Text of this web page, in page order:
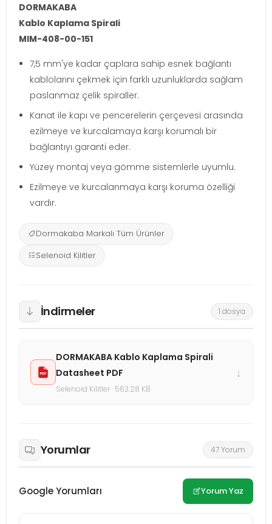
DORMAKABA
Kablo Kaplama Spirali
MIM-408-00-151
7,5 mm'ye kadar çaplara sahip esnek bağlantı
kablolarını çekmek için farklı uzunluklarda sağlam
paslanmaz çelik spiraller.
Kanat ile kapı ve pencerelerin çerçevesi arasında
ezilmeye ve kurcalamaya karşı korumalı bir
bağlantıyı garanti eder.
Yüzey montaj veya gömme sistemlerle uyumlu.
Ezilmeye ve kurcalanmaya karşı koruma özelliği
vardır.
Dormakaba Markalı Tüm Ürünler
Selenoid Kilitler
İndirmeler 1 dosya
DORMAKABA Kablo Kaplama Spirali
Datasheet PDF
Selenoid Kilitler · 563.28 KB
↓
Yorumlar 47 Yorum
Google Yorumları Yorum Yaz